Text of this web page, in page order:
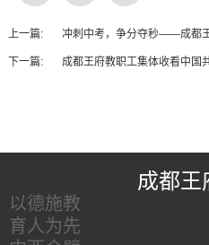
上一篇: 冲刺中考，争分夺秒——成都
下一篇: 成都王府教职工集体收看中国
成都王
以德施教
育人为先